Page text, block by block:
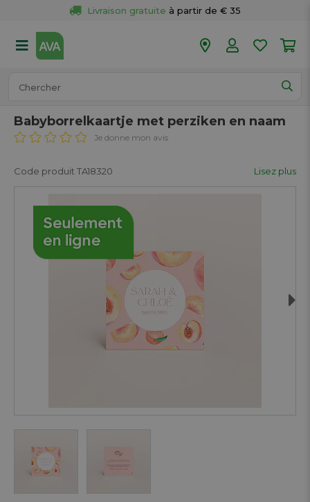
Livraison gratuite à partir de € 35
50 magasins
Babyborrelkaartje met perziken en naam
Je donne mon avis
Code produit TA18320 Lisez plus